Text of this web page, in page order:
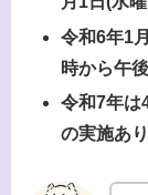
令和6年1
時から午
令和7年は
の実施あり